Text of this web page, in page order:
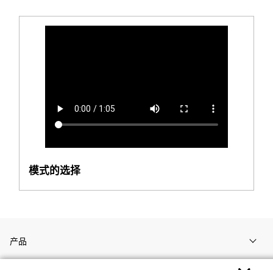
模式的选择
产品